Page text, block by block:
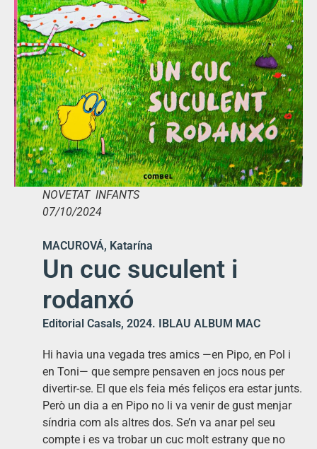
NOVETAT INFANTS
07/10/2024
MACUROVÁ, Katarína
Un cuc suculent i
rodanxó
Editorial Casals, 2024. IBLAU ALBUM MAC
Hi havia una vegada tres amics —en Pipo, en Pol i
en Toni— que sempre pensaven en jocs nous per
divertir-se. El que els feia més feliços era estar junts.
Però un dia a en Pipo no li va venir de gust menjar
síndria com als altres dos. Se’n va anar pel seu
compte i es va trobar un cuc molt estrany que no